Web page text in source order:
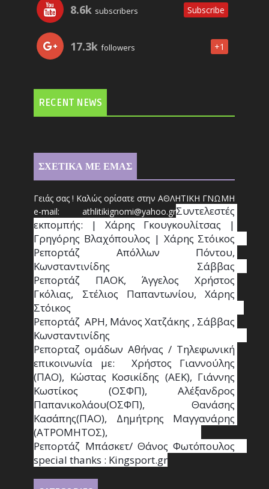
8.6k subscribers Subscribe
17.3k followers +1
RECENT NEWS
ΣΧΕΤΙΚΑ ΜΕ ΕΜΑΣ
Γειάς σας ! Καλώς ορίσατε στην ΑΘΛΗΤΙΚΗ ΓΝΩΜΗ
e-mail: athlitikignomi@yahoo.grΣυντελεστές
εκπομπής: | Χάρης Γκουγκουλίτσας |
Γρηγόρης Βλαχόπουλος | Χάρης Στόικος
Ρεπορτάζ Απόλλων Πόντου,
Κωνσταντινίδης   Σάββας
Ρεπορτάζ ΠΑΟΚ, Άγγελος Χρήστος
Γκόλιας, Στέλιος Παπαντωνίου, Χάρης
Στόικος
Ρεπορτάζ  ΑΡΗ, Μάνος Χατζάκης , Σάββας
Κωνσταντινίδης
Ρεπορταζ ομάδων Αθήνας / Τηλεφωνική
επικοινωνία με:  Χρήστος Γιαννούλης
(ΠΑΟ), Κώστας Κοσικίδης (ΑΕΚ), Γιάννης
Κωστίκος (ΟΣΦΠ), Αλέξανδρος
Παπανικολάου(ΟΣΦΠ), Θανάσης
Κασάπης(ΠΑΟ), Δημήτρης Μαγγανάρης
(ΑΤΡΟΜΗΤΟΣ),
Ρεπορτάζ Μπάσκετ/ Θάνος Φωτόπουλος
special thanks : Κingsport.gr